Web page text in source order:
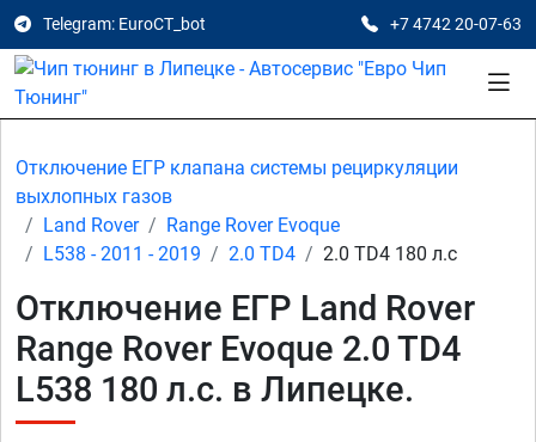
Telegram: EuroCT_bot +7 4742 20-07-63
Отключение ЕГР клапана системы рециркуляции
выхлопных газов
Land Rover
Range Rover Evoque
L538 - 2011 - 2019
2.0 TD4 2.0 TD4 180 л.с
Отключение ЕГР Land Rover
Range Rover Evoque 2.0 TD4
L538 180 л.с. в Липецке.